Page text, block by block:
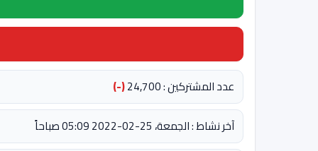
عدد المشتركين : 24,700
(-)
آخر نشاط : الجمعة، 25-02-2022 05:09 صباحاً